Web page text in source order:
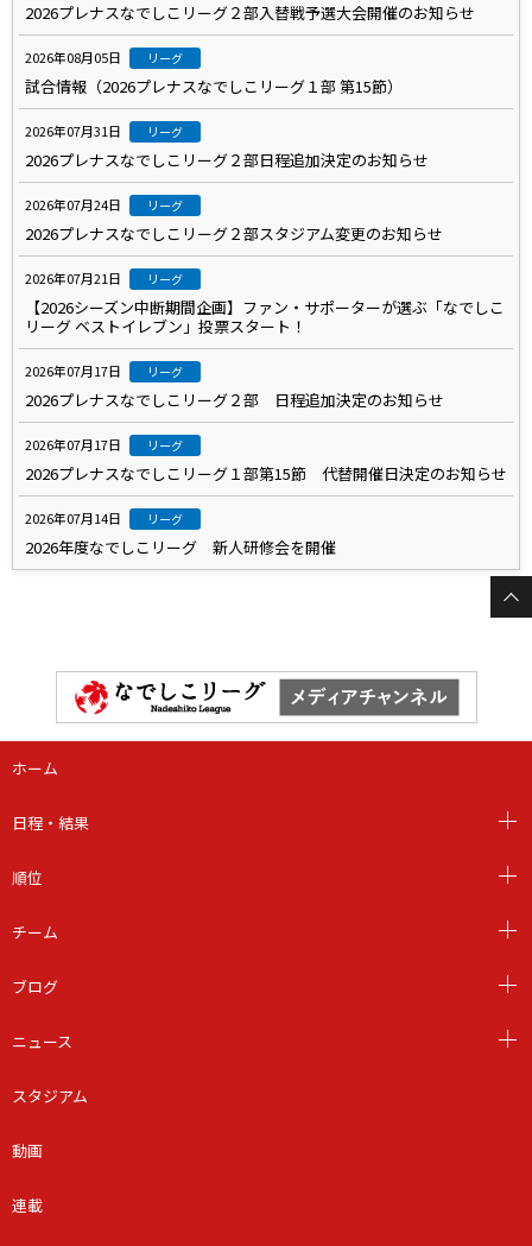
2026プレナスなでしこリーグ２部入替戦予選大会開催のお知らせ
2026年08月05日 リーグ
試合情報（2026プレナスなでしこリーグ１部 第15節）
2026年07月31日 リーグ
2026プレナスなでしこリーグ２部日程追加決定のお知らせ
2026年07月24日 リーグ
2026プレナスなでしこリーグ２部スタジアム変更のお知らせ
2026年07月21日 リーグ
【2026シーズン中断期間企画】ファン・サポーターが選ぶ「なでしこ
リーグ ベストイレブン」投票スタート！
2026年07月17日 リーグ
2026プレナスなでしこリーグ２部 日程追加決定のお知らせ
2026年07月17日 リーグ
2026プレナスなでしこリーグ１部第15節 代替開催日決定のお知らせ
2026年07月14日 リーグ
2026年度なでしこリーグ 新人研修会を開催
ホーム
日程・結果
順位
チーム
ブログ
ニュース
スタジアム
動画
連載